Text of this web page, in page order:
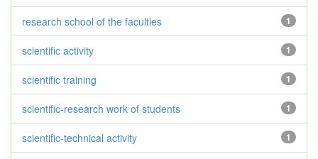
1
research school of the faculties
1
scientific activity
1
scientific training
1
scientific-research work of students
1
scientific-technical activity